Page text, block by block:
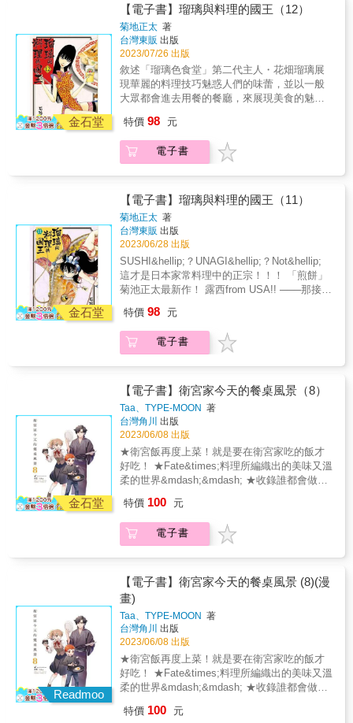
&濱元町50年，日本料理「簗場」的第三代。 似
乎與前代的因緣有所牽扯&hellip;&hellip;。 這
樣的兩人竟要料理對決!?題目是炙燒鰹魚♪ 登場
人物簡介─── 花畑瑠璃 瑠璃色食堂第二代店
長，魯山人的曾孫女；身懷足以對抗北大路大
觀的料理才能與天分。現役女大學生。 大丸太
（通稱：丸太） 男之食彩編輯部成員；因緣際
會下踏入瑠璃色食堂，與瑠璃展開命運般的邂
逅。現任瑠璃隊隊長。 花畑多吉郎 原花乃茶屋
直接師事魯山人的料理人，同時也是瑠璃的料
理師父。 安東茜 男之食彩編輯部（瑠璃隊）
簗場香子 橫濱元町日本料理「簗場」三代目。
在音羽女子大學橫濱校就學，和瑠璃同年的女
子大學生。料理手腕與瑠璃可以匹敵。 江口茂
男子廚房編輯部成員，丸太的死對頭。按大觀
的指示負責處理《日本料理評價大全》的出版
業務。 津美玲 魚販鮮魚魚金的么女。瑠璃小學
及國中的學妹，同時也是瑠璃的魚界老師。 北
大路大觀 於平成復甦的魯山人。揚言將以自己
的舌頭端正日漸墮落的日本料理文化，與瑠璃
因緣匪淺。 太田翔摩 金澤老店舖料理．白銀樓
五代目。擔任赤坂開張的Nouvelle Cuisine
Japonaise「SHOWMA」掌廚一職。 川反梨乃
料理王國第一室長。大觀的副手，同時也是萬
金石堂
【電子書】瑠璃與料理的國王（12）
菊地正太 著
台灣東販 出版
2023/07/26 出版
敘述「瑠璃色食堂」第二代主人・花畑瑠璃展
現華麗的料理技巧魅惑人們的味蕾，並以一般
大眾都會進去用餐的餐廳，來展現美食的魅力
格平民的餐廳也能吃到美食！！ 在家煎的最強
餃子！！！ 安東茜，參戰。 音羽出版〝男之食
彩〞編輯部的春天特別企畫。 毛遂自薦的是丸
也！ 登場人物簡介 花畑瑠璃 瑠璃色食堂第二
代店長，魯山人的曾孫女；身懷足以對抗北大
路大觀的料理才能與天分。現役女大學生。 大
丸太 （通稱：丸太） 男之食彩編輯部成員；因
緣際會下踏入瑠璃色食堂，與瑠璃展開命運般
的邂逅。現任瑠璃隊隊長。 花畑多吉郎 原花乃
茶屋首席料理長；過去曾受大觀拜師。是最後
一位直接師事魯山人的料理人，同時也是瑠璃
的料理師父。 金村總編輯 男之食彩編輯部（瑠
口茂 男子廚房編輯部成員，丸太的死對頭。按
大觀的指示負責處理《日本料理評價大全》的
出版業務。 津美玲 魚販鮮魚魚金的么女。瑠璃
小學及國中的學妹，同時也是瑠璃的魚界老
師。 北大路大觀 於平成復甦的魯山人。揚言將
以自己的舌頭端正日漸墮落的日本料理文化，
與瑠璃因緣匪淺。 Lucille．Mira 男之食彩編輯
部的幫手。 川反梨乃 料理王國第一室長。大觀
的副手，同時也是萬人憧憬的鐵壁才女；不過
對下廚非常不在行。
特價 98 元
電子書
金石堂
【電子書】瑠璃與料理的國王（11）
菊地正太 著
台灣東販 出版
2023/06/28 出版
SUSHI&hellip;？UNAGI&hellip;？Not&hellip;
這才是日本家常料理中的正宗！！！ 「煎餅」
菊池正太最新作！ 露西from USA!! ───那接下
♡ 有朋自遠方來，這時候正是呈上美味日本料
理的好時機!! 第11集讓你胃口大開─── 登場人
物簡介 花畑瑠璃 瑠璃色食堂第二代店長，魯山
丸太） 男之食彩編輯部成員；因緣際會下踏入
瑠璃色食堂，與瑠璃展開命運般的邂逅。現任
瑠璃隊隊長。 花畑多吉郎 原花乃茶屋首席料理
長；過去曾受大觀拜師。是最後一位直接師事
魯山人的料理人，同時也是瑠璃的料理師父。
金村總編輯 男之食彩編輯部（瑠璃隊） 安東茜
男之食彩編輯部（瑠璃隊） 江口茂 男子廚房編
輯部成員，丸太的死對頭。按大觀的指示負責
處理《日本料理評價大全》的出版業務。 津美
妹，同時也是瑠璃的魚界老師。 北大路大觀 於
平成復甦的魯山人。揚言將以自己的舌頭端正
日漸墮落的日本料理文化，與瑠璃因緣匪淺。
乃 料理王國第一室長。大觀的副手，同時也是
萬人憧憬的鐵壁才女；不過對下廚非常不在
行。 本書特色 敘述「瑠璃色食堂」第二代主
人・花畑瑠璃展現華麗的料理技巧魅惑人們的
味蕾，並以一般大眾都會進去用餐的餐廳，來
展現美食的魅力無邊、無所不在，只要用心做
料理，即使是價格平民的餐廳也能吃到美食!! &
特價 98 元
電子書
金石堂
【電子書】衛宮家今天的餐桌風景（8）
Taa、TYPE-MOON 著
台灣角川 出版
2023/06/08 出版
★衛宮飯再度上菜！就是要在衛宮家吃的飯才
好吃！ ★Fate&times;料理所編織出的美味又溫
柔的世界&mdash;&mdash; ★收錄誰都會做的
來有人正在下廚的聲音&mdash;&mdash; 由
「Fate/stay night」的主角衛宮士郎親手做的衛
宮飯再度上菜囉，這次又有哪些菜色端上桌
天婦羅 049 第52話 秋意漸深的奶油地瓜燒
069 第53話 遙遠的回憶與荷包蛋 095 第54
話 以番茄燉煮的高麗菜捲 117 第55話 濃
郁蓬鬆的巧克力香蕉蛋糕 145 特別篇 來釣
魚的三人 如果你也想吃吃看衛宮家的料理，每
話故事後面都有登場料理的食譜喔！大家不妨
試著做做看！ &copy;TAa 2022 &copy;TYPE-
MOON &copy;Makoto Tadano 2022 /
KADOKAWA CORPORATION
特價 100 元
電子書
Readmoo
【電子書】衛宮家今天的餐桌風景 (8)(漫
畫)
Taa、TYPE-MOON 著
台灣角川 出版
2023/06/08 出版
★衛宮飯再度上菜！就是要在衛宮家吃的飯才
好吃！ ★Fate&times;料理所編織出的美味又溫
柔的世界&mdash;&mdash; ★收錄誰都會做的
來有人正在下廚的聲音&mdash;&mdash; 由
特價 100 元